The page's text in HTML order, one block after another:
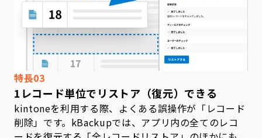
特長03
1レコード単位でリストア（復元）できる
kintoneを利用する際、よくある誤操作が「レコード
削除」です。kBackupでは、アプリ内の全てのレコ